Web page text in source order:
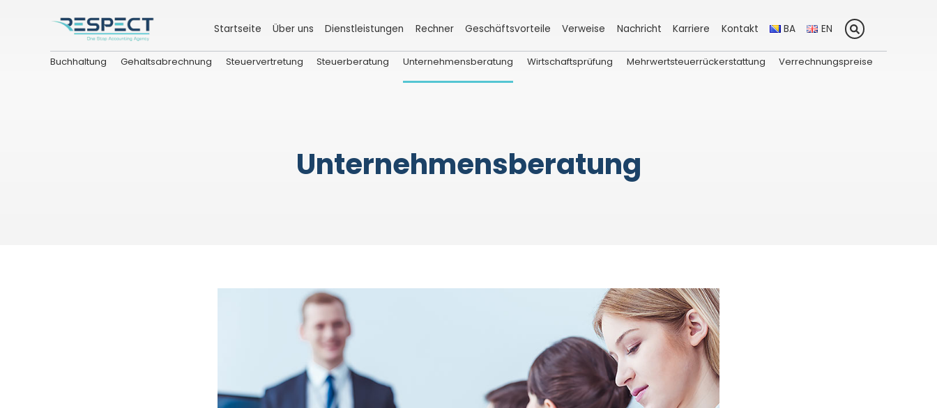
Startseite Über uns Dienstleistungen Rechner Geschäftsvorteile Verweise Nachricht Karriere Kontakt BA EN
Buchhaltung Gehaltsabrechnung Steuervertretung Steuerberatung Unternehmensberatung Wirtschaftsprüfung Mehrwertsteuerrückerstattung Verrechnungspreise
Unternehmensberatung